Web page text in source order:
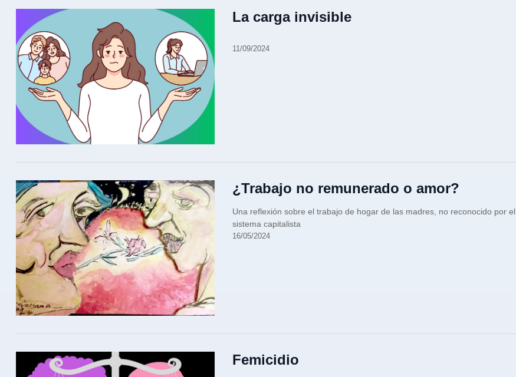
La carga invisible
11/09/2024
¿Trabajo no remunerado o amor?
Una reflexión sobre el trabajo de hogar de las madres, no reconocido por el
sistema capitalista
16/05/2024
Femicidio